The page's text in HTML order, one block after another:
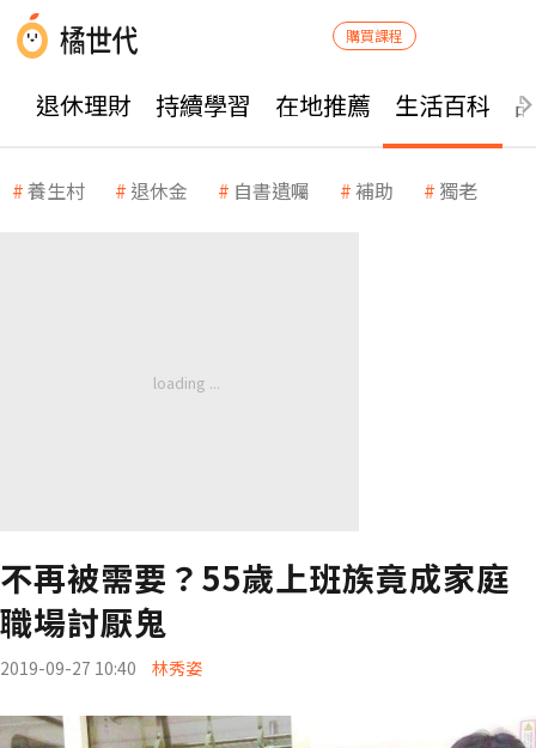
購買課程
退休理財 持續學習 在地推薦 生活百科
養生村 退休金 自書遺囑 補助 獨老
不再被需要？55歲上班族竟成家庭
職場討厭鬼
2019-09-27 10:40 林秀姿